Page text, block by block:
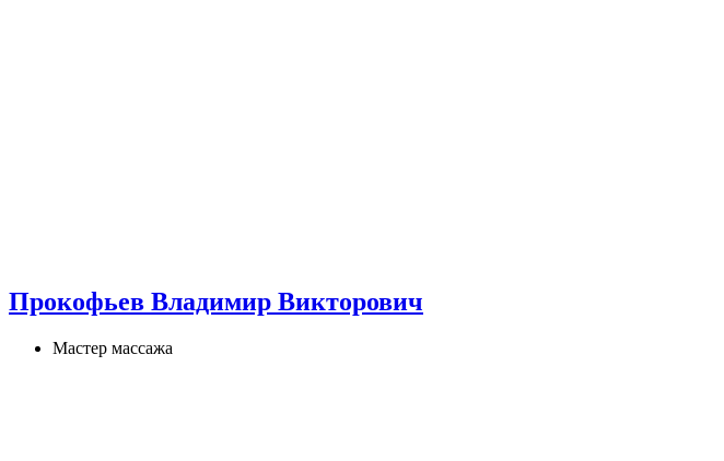
Прокофьев Владимир Викторович
Мастер массажа